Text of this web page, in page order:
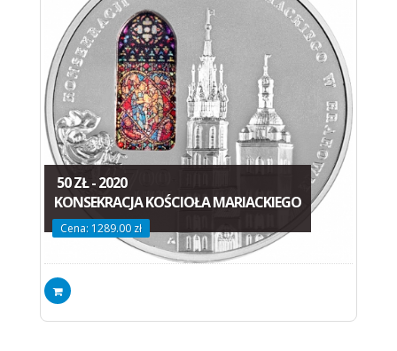
50 ZŁ - 2020
KONSEKRACJA KOŚCIOŁA MARIACKIEGO
Cena: 1289.00 zł